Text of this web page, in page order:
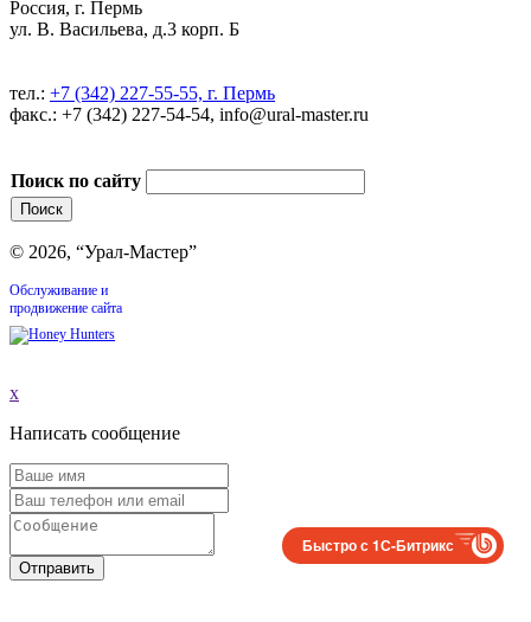
Россия, г. Пермь
ул. В. Васильева, д.3 корп. Б
тел.: +7 (342) 227-55-55, г. Пермь
факс.: +7 (342) 227-54-54, info@ural-master.ru
Поиск по сайту
© 2026, “Урал-Мастер”
Обслуживание и
продвижение сайта
x
Написать сообщение
Отправить
Быстро с 1С-Битрикс